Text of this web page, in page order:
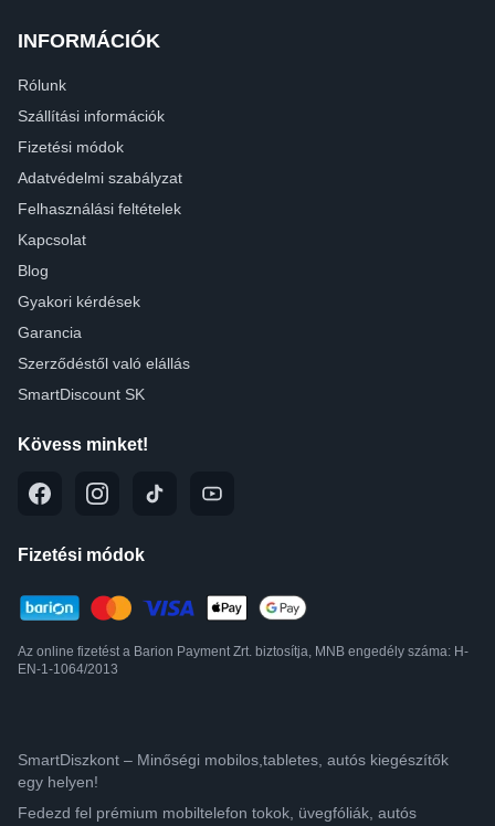
INFORMÁCIÓK
Rólunk
Szállítási információk
Fizetési módok
Adatvédelmi szabályzat
Felhasználási feltételek
Kapcsolat
Blog
Gyakori kérdések
Garancia
Szerződéstől való elállás
SmartDiscount SK
Kövess minket!
Fizetési módok
Az online fizetést a Barion Payment Zrt. biztosítja, MNB engedély száma: H-
EN-1-1064/2013
SmartDiszkont – Minőségi mobilos,tabletes, autós kiegészítők
egy helyen!
Fedezd fel prémium mobiltelefon tokok, üvegfóliák, autós